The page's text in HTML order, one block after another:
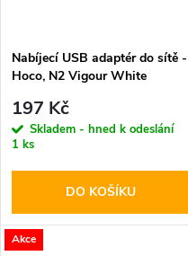
Nabíjecí USB adaptér do sítě -
Hoco, N2 Vigour White
197 Kč
Skladem - hned k odeslání
1 ks
DO KOŠÍKU
Akce